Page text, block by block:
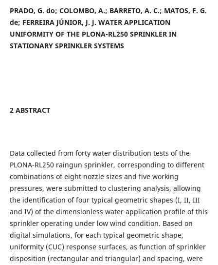
PRADO, G. do; COLOMBO, A.; BARRETO, A. C.; MATOS, F. G.
de; FERREIRA JÚNIOR, J. J. WATER APPLICATION
UNIFORMITY OF THE PLONA-RL250 SPRINKLER IN
STATIONARY SPRINKLER SYSTEMS
2 ABSTRACT
Data collected from forty water distribution tests of the
PLONA-RL250 raingun sprinkler, corresponding to different
combinations of eight nozzle sizes and five working
pressures, were submitted to clustering analysis, allowing
the identification of four typical geometric shapes (I, II, III
and IV) of the dimensionless water application profile of this
sprinkler operating under low wind condition. Based on
digital simulations, for each typical geometric shape,
uniformity (CUC) response surfaces, as function of sprinkler
disposition (rectangular and triangular) and spacing, were